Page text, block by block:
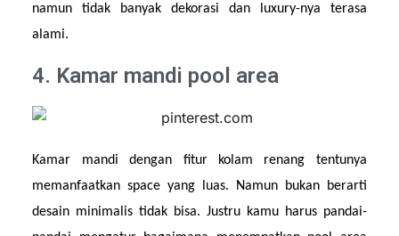
namun tidak banyak dekorasi dan luxury-nya terasa
alami.
4. Kamar mandi pool area
Kamar mandi dengan fitur kolam renang tentunya
memanfaatkan space yang luas. Namun bukan berarti
desain minimalis tidak bisa. Justru kamu harus pandai-